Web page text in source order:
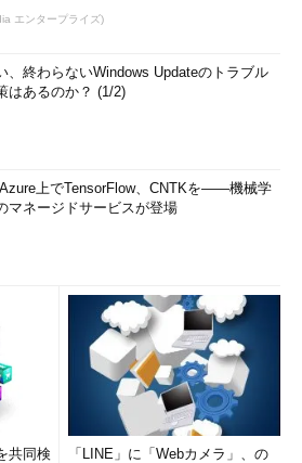
エンタープライズ)
、終わらないWindows Updateのトラブル
はあるのか？ (1/2)
上でTensorFlow、CNTKを――機械学
マネージドサービスが登場
共同検
「LINE」に「Webカメラ」、の